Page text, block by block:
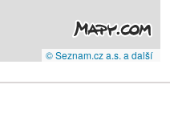
© Seznam.cz a.s. a další